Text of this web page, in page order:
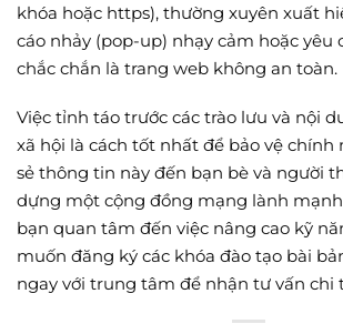
khóa hoặc https), thường xuyên xuất
cáo nhảy (pop-up) nhạy cảm hoặc yêu
chắc chắn là trang web không an toàn.
Việc tỉnh táo trước các trào lưu và nội
xã hội là cách tốt nhất để bảo vệ chính
sẻ thông tin này đến bạn bè và người
dựng một cộng đồng mạng lành
bạn quan tâm đến việc nâng cao kỹ
muốn đăng ký các khóa đào tạo bài
ngay với trung tâm để nhận tư vấn chi